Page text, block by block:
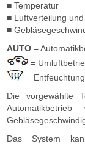
■ Temperatur
■ Luftverteilung
■
AUTO =
=
=
Die vorgewählte
Das System